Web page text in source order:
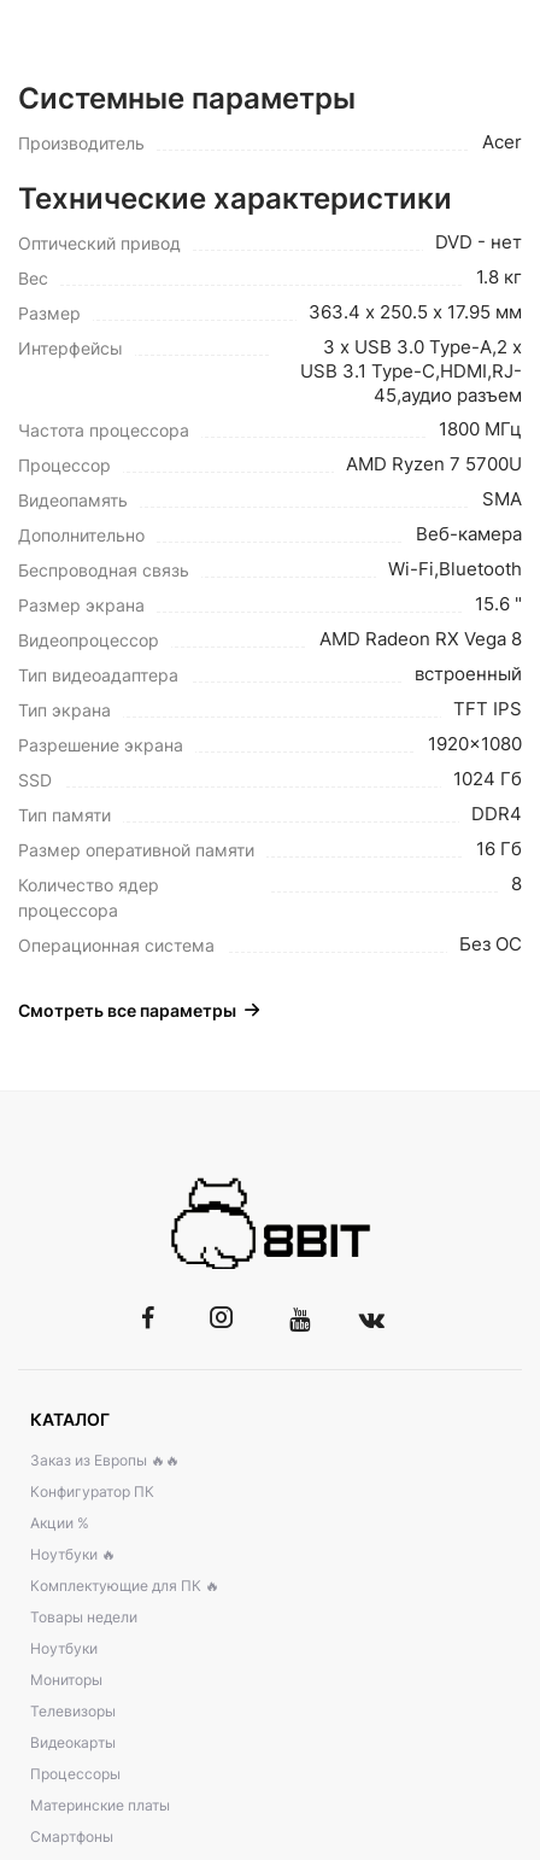
Системные параметры
Производитель Acer
Технические характеристики
Оптический привод DVD - нет
Вес 1.8 кг
Размер 363.4 х 250.5 х 17.95 мм
Интерфейсы
3 x USB 3.0 Type-A,2 x
USB 3.1 Type-C,HDMI,RJ-
45,аудио разъем
Частота процессора 1800 МГц
Процессор AMD Ryzen 7 5700U
Видеопамять SMA
Дополнительно Веб-камера
Беспроводная связь Wi-Fi,Bluetooth
Размер экрана 15.6 "
Видеопроцессор AMD Radeon RX Vega 8
Тип видеоадаптера встроенный
Тип экрана TFT IPS
Разрешение экрана 1920x1080
SSD 1024 Гб
Тип памяти DDR4
Размер оперативной памяти 16 Гб
Количество ядер
процессора
8
Операционная система Без ОС
Смотреть все параметры
КАТАЛОГ
Заказ из Европы 🔥🔥
Конфигуратор ПК
Акции %
Ноутбуки 🔥
Комплектующие для ПК 🔥
Товары недели
Ноутбуки
Мониторы
Телевизоры
Видеокарты
Процессоры
Материнские платы
Смартфоны